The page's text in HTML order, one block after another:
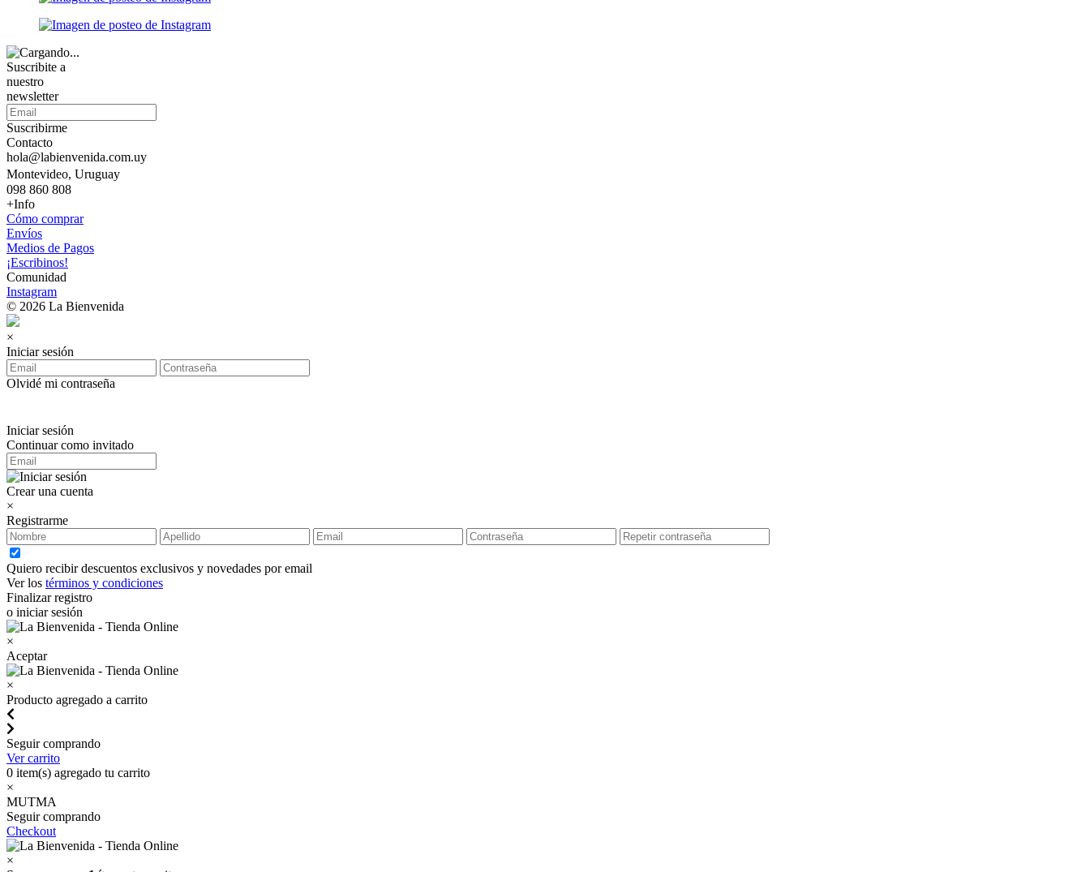
Suscribite a
nuestro
newsletter
Suscribirme
Contacto
hola@labienvenida.com.uy
Montevideo, Uruguay
098 860 808
+Info
Cómo comprar
Envíos
Medios de Pagos
¡Escribinos!
Comunidad
Instagram
© 2026 La Bienvenida
×
Iniciar sesión
Olvidé mi contraseña
Iniciar sesión
Continuar como invitado
Crear una cuenta
×
Registrarme
Quiero recibir descuentos exclusivos y novedades por email
Ver los términos y condiciones
Finalizar registro
o iniciar sesión
×
Aceptar
×
Producto agregado a carrito
Seguir comprando
Ver carrito
0 item(s) agregado tu carrito
×
MUTMA
Seguir comprando
Checkout
×